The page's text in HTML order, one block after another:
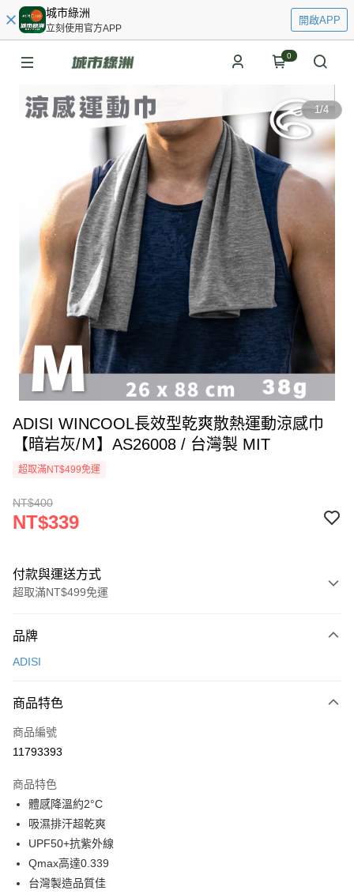
城市綠洲
立刻使用官方APP
開啟APP
0
1/4
ADISI WINCOOL長效型乾爽散熱運動涼感巾
【暗岩灰/Ｍ】AS26008 / 台灣製 MIT
超取滿NT$499免運
NT$400
NT$339
付款與運送方式
超取滿NT$499免運
信用卡一次付款
LINE Pay
Apple Pay
悠遊付
Google Pay
全盈+PAY
AFTEE先享後付
品牌
ADISI
商品特色
商品編號
11793393
商品特色
體感降溫約2°C
吸濕排汗超乾爽
UPF50+抗紫外線
Qmax高達0.339
台灣製造品質佳